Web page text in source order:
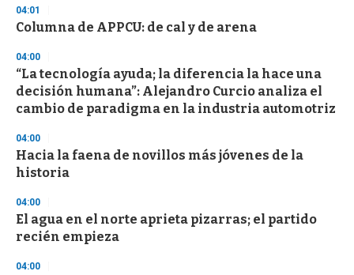
d
s
04:01
Columna de APPCU: de cal y de arena
04:00
“La tecnología ayuda; la diferencia la hace una
decisión humana”: Alejandro Curcio analiza el
cambio de paradigma en la industria automotriz
04:00
Hacia la faena de novillos más jóvenes de la
historia
04:00
El agua en el norte aprieta pizarras; el partido
recién empieza
04:00